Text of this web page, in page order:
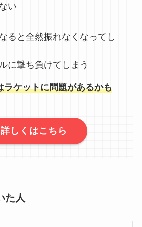
い
ると全然振れなくなってし
に撃ち負けてしまう
ラケットに問題があるかも
詳しくはこちら
た人